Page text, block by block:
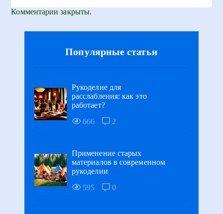
Комментарии закрыты.
Популярные статьи
Рукоделие для
расслабления: как это
работает?
666
2
Применение старых
материалов в современном
рукоделии
595
0